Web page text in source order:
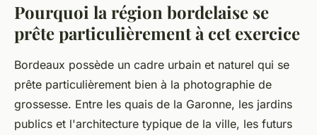
Pourquoi la région bordelaise se
prête particulièrement à cet exercice
Bordeaux possède un cadre urbain et naturel qui se
prête particulièrement bien à la photographie de
grossesse. Entre les quais de la Garonne, les jardins
publics et l'architecture typique de la ville, les futurs